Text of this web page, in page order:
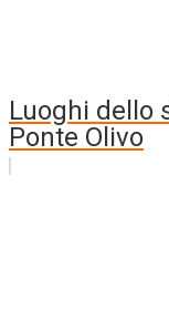
Luoghi dello
Ponte Olivo